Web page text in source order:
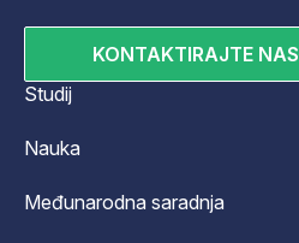
KONTAKTIRAJTE NAS
Studij
Nauka
Međunarodna saradnja